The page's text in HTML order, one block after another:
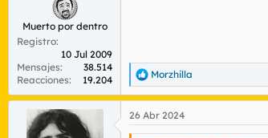
Muerto por dentro
Registro
10 Jul 2009
Mensajes
38.514
Reacciones
19.204
R
e
a
c
c
Morzhilla
26 Abr 2024